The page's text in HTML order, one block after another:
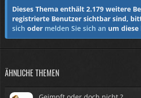
Dieses Thema enthält 2.179 weitere
registrierte Benutzer sichtbar sind,
sich oder melden Sie sich an um diese
ÄHNLICHE THEMEN